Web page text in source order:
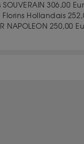
306,00
Florins Hollandais
NAPOLEON 250,00